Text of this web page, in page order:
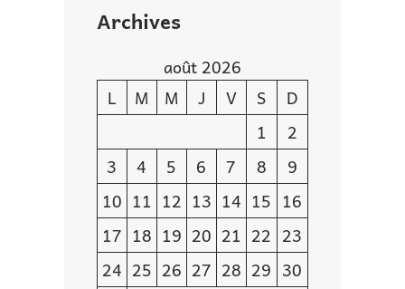
Archives
août 2026
L
M M J V S
D
1
2
3
4 5 6 7 8
9
10 11 12 13 14 15 16
17 18 19 20 21 22 23
24 25 26 27 28 29 30